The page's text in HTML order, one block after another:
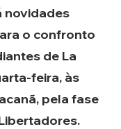
novidades
o confronto
de La
feira, às
pela fase